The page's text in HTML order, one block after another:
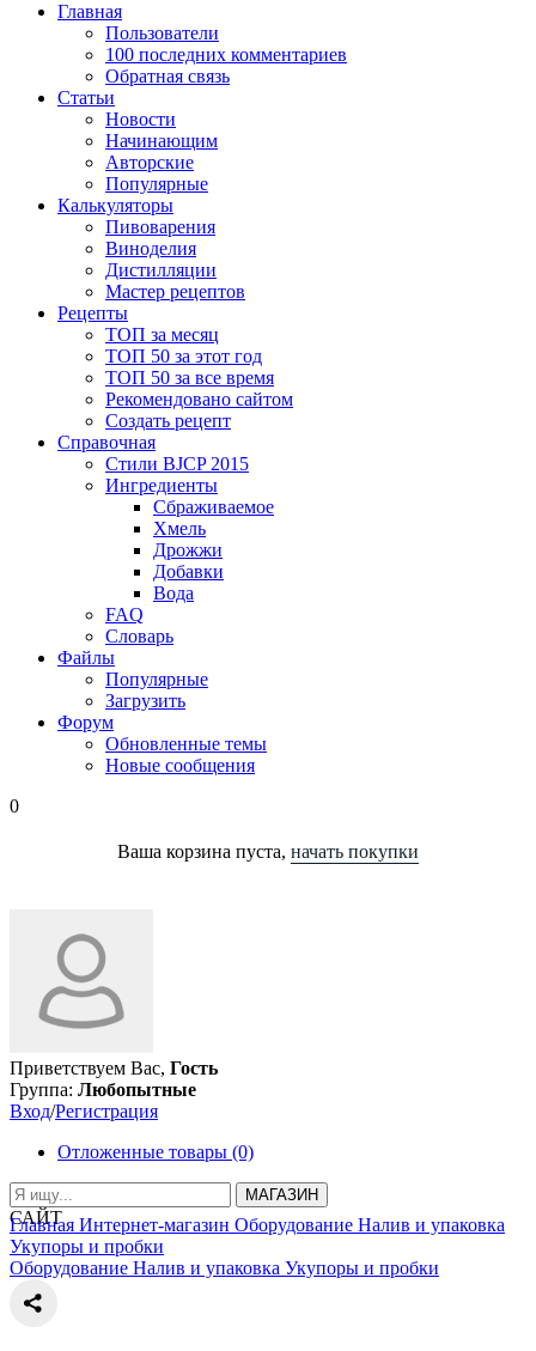
Главная
Пользователи
100 последних комментариев
Обратная связь
Статьи
Новости
Начинающим
Авторские
Популярные
Калькуляторы
Пивоварения
Виноделия
Дистилляции
Мастер рецептов
Рецепты
ТОП за месяц
ТОП 50 за этот год
ТОП 50 за все время
Рекомендовано сайтом
Создать рецепт
Справочная
Стили BJCP 2015
Ингредиенты
Сбраживаемое
Хмель
Дрожжи
Добавки
Вода
FAQ
Словарь
Файлы
Популярные
Загрузить
Форум
Обновленные темы
Новые сообщения
0
Ваша корзина пуста, начать покупки
Приветствуем Вас, Гость
Группа: Любопытные
Вход/Регистрация
Отложенные товары (0)
МАГАЗИН
САЙТ
Главная Интернет-магазин Оборудование Налив и упаковка
Укупоры и пробки
Оборудование Налив и упаковка Укупоры и пробки